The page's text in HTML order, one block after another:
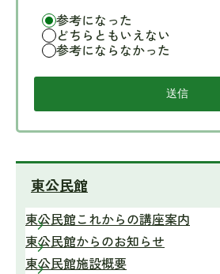
参考になった
どちらともいえない
参考にならなかった
東公民館
東公民館これからの講座案内
東公民館からのお知らせ
東公民館施設概要